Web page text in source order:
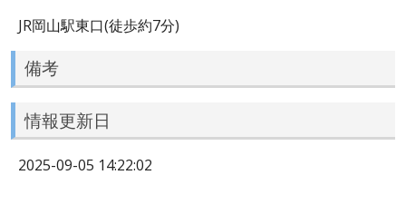
JR岡山駅東口(徒歩約7分)
備考
情報更新日
2025-09-05 14:22:02